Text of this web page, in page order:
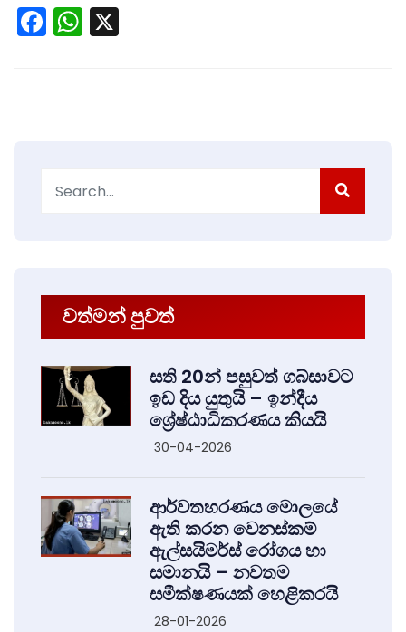
Facebook
WhatsApp
for:
වත්මන් පුවත්
සති 20න් පසුවත් ගබ්සාවට
ඉඩ දිය යුතුයි – ඉන්දීය
ශ්‍රේෂ්ඨාධිකරණය කියයි
30-04-2026
ආර්වතහරණය මොලයේ
ඇති කරන වෙනස්කම්
ඇල්සයිමර්ස් රෝගය හා
සමානයි – නවතම
සමීක්ෂණයක් හෙළිකරයි
28-01-2026